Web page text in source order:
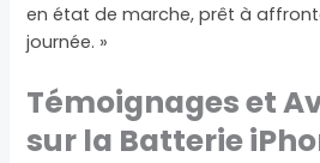
en état de marche, prêt à
journée. »
Témoignages et
sur la Batterie